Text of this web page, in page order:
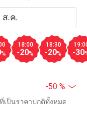
%
18:00
-20%
18:30
-20% -30
-50 %
เป็นราคาปกติทั้งหมด